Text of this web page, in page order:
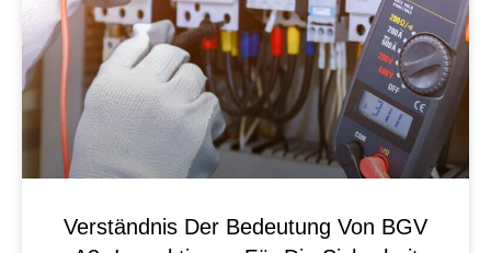
Verständnis Der Bedeutung Von BGV